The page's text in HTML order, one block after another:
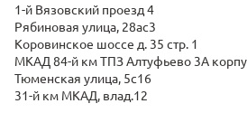
1-й Вязовский проезд 4
Рябиновая улица, 28ас3
Коровинское шоссе д. 35 стр. 1
МКАД 84-й км ТПЗ Алтуфьево 3А
Тюменская улица, 5с16
31-й км МКАД, влад.12